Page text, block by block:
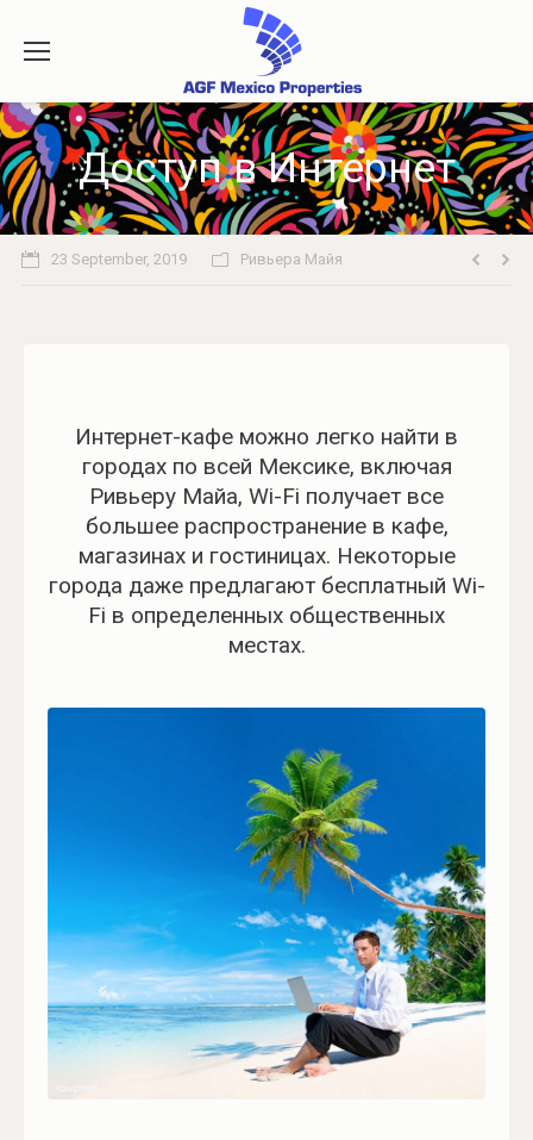
Доступ в Интернет
23 September, 2019 Ривьера Майя
Интернет-кафе можно легко найти в
городах по всей Мексике, включая
Ривьеру Майа, Wi-Fi получает все
большее распространение в кафе,
магазинах и гостиницах. Некоторые
города даже предлагают бесплатный Wi-
Fi в определенных общественных
местах.